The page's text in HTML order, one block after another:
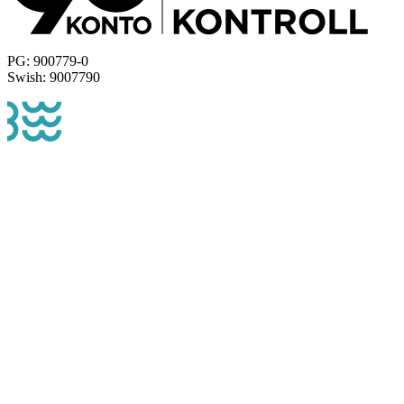
PG: 900779-0
Swish: 9007790